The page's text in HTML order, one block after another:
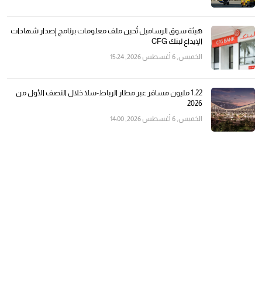
هيئة سوق الرساميل تُحين ملف معلومات برنامج إصدار شهادات
الإيداع لبنك CFG
الخميس, 6 أغسطس 2026, 15:24
1.22 مليون مسافر عبر مطار الرباط-سلا خلال النصف الأول من
2026
الخميس, 6 أغسطس 2026, 14:00